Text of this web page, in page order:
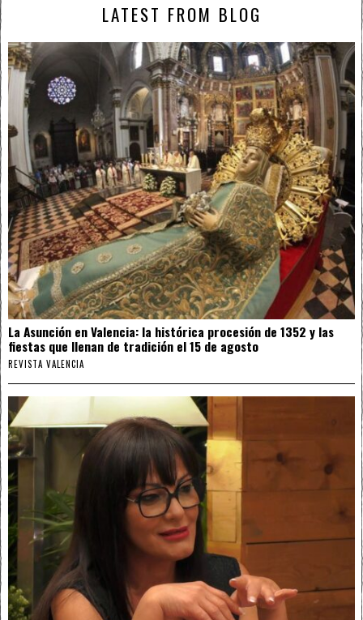
LATEST FROM BLOG
La Asunción en Valencia: la histórica procesión de 1352 y las
fiestas que llenan de tradición el 15 de agosto
REVISTA VALENCIA